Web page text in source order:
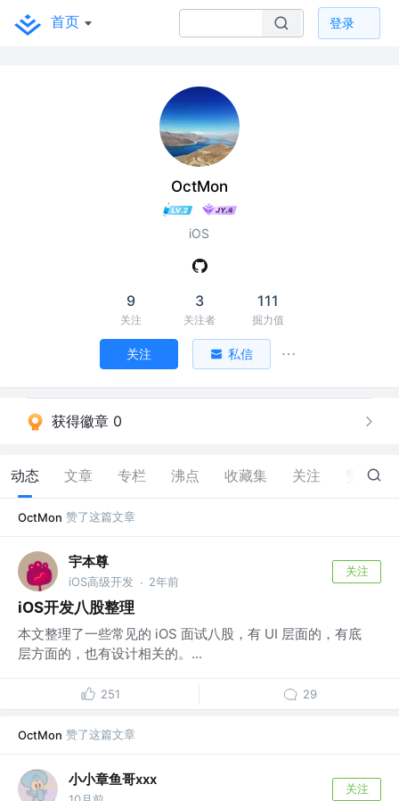
首页 登录
OctMon
iOS
9
关注
3
关注者
111
掘力值
关注 私信
获得徽章 0
动态 文章 专栏 沸点 收藏集 关注 171
OctMon 赞了这篇文章
宇本尊
iOS高级开发 · 2年前
关注
iOS开发八股整理
本文整理了一些常见的 iOS 面试八股，有 UI 层面的，有底
层方面的，也有设计相关的。...
251 29
OctMon 赞了这篇文章
小小章鱼哥xxx
关注